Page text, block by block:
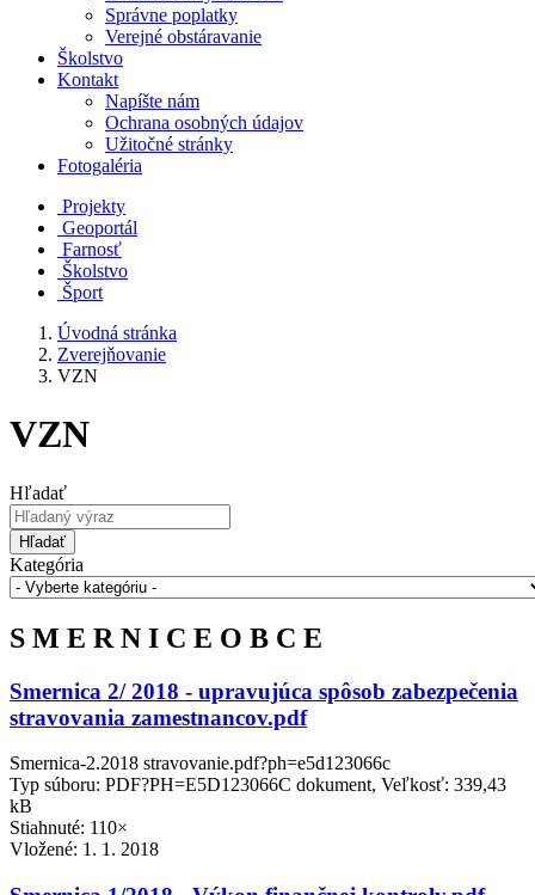
Správne poplatky
Verejné obstáravanie
Školstvo
Kontakt
Napíšte nám
Ochrana osobných údajov
Užitočné stránky
Fotogaléria
Projekty
Geoportál
Farnosť
Školstvo
Šport
Úvodná stránka
Zverejňovanie
VZN
VZN
Hľadať
Hľadať
Kategória
S M E R N I C E O B C E
Smernica 2/ 2018 - upravujúca spôsob zabezpečenia
stravovania zamestnancov.pdf
Smernica-2.2018 stravovanie.pdf?ph=e5d123066c
Typ súboru: PDF?PH=E5D123066C dokument, Veľkosť: 339,43
kB
Stiahnuté: 110×
Vložené: 1. 1. 2018